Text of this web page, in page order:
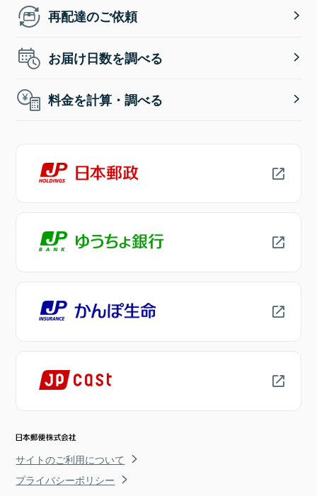
再配達のご依頼
お届け日数を調べる
料金を計算・調べる
サイトのご利用について
プライバシーポリシー